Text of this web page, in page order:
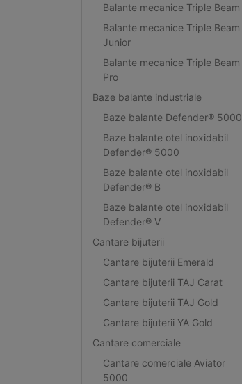
Balante mecanice Triple Beam
Balante mecanice Triple Beam
Junior
Balante mecanice Triple Beam
Pro
Baze balante industriale
Baze balante Defender® 5000
Baze balante otel inoxidabil
Defender® 5000
Baze balante otel inoxidabil
Defender® B
Baze balante otel inoxidabil
Defender® V
Cantare bijuterii
Cantare bijuterii Emerald
Cantare bijuterii TAJ Carat
Cantare bijuterii TAJ Gold
Cantare bijuterii YA Gold
Cantare comerciale
Cantare comerciale Aviator
5000